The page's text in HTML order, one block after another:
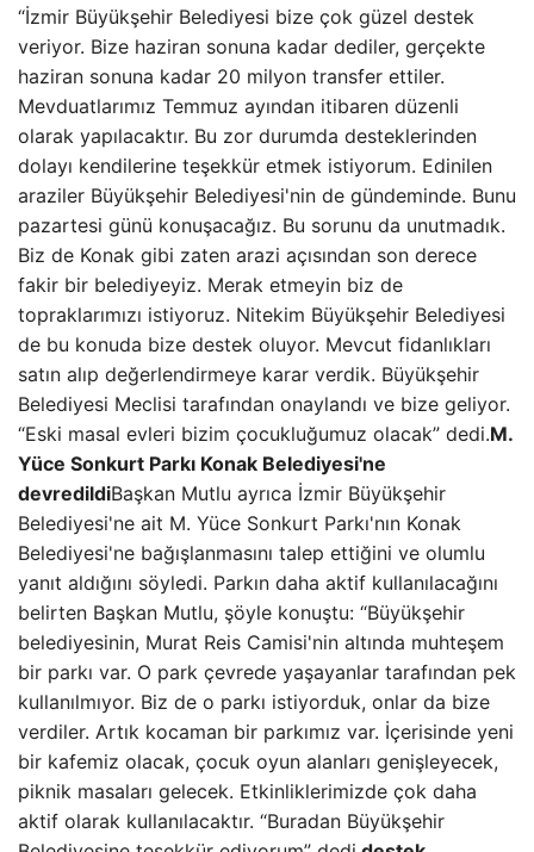
“İzmir Büyükşehir Belediyesi bize çok güzel destek
veriyor. Bize haziran sonuna kadar dediler, gerçekte
haziran sonuna kadar 20 milyon transfer ettiler.
Mevduatlarımız Temmuz ayından itibaren düzenli
olarak yapılacaktır. Bu zor durumda desteklerinden
dolayı kendilerine teşekkür etmek istiyorum. Edinilen
araziler Büyükşehir Belediyesi'nin de gündeminde. Bunu
pazartesi günü konuşacağız. Bu sorunu da unutmadık.
Biz de Konak gibi zaten arazi açısından son derece
fakir bir belediyeyiz. Merak etmeyin biz de
topraklarımızı istiyoruz. Nitekim Büyükşehir Belediyesi
de bu konuda bize destek oluyor. Mevcut fidanlıkları
satın alıp değerlendirmeye karar verdik. Büyükşehir
Belediyesi Meclisi tarafından onaylandı ve bize geliyor.
“Eski masal evleri bizim çocukluğumuz olacak” dedi.M.
Yüce Sonkurt Parkı Konak Belediyesi'ne
devredildiBaşkan Mutlu ayrıca İzmir Büyükşehir
Belediyesi'ne ait M. Yüce Sonkurt Parkı'nın Konak
Belediyesi'ne bağışlanmasını talep ettiğini ve olumlu
yanıt aldığını söyledi. Parkın daha aktif kullanılacağını
belirten Başkan Mutlu, şöyle konuştu: “Büyükşehir
belediyesinin, Murat Reis Camisi'nin altında muhteşem
bir parkı var. O park çevrede yaşayanlar tarafından pek
kullanılmıyor. Biz de o parkı istiyorduk, onlar da bize
verdiler. Artık kocaman bir parkımız var. İçerisinde yeni
bir kafemiz olacak, çocuk oyun alanları genişleyecek,
piknik masaları gelecek. Etkinliklerimizde çok daha
aktif olarak kullanılacaktır. “Buradan Büyükşehir